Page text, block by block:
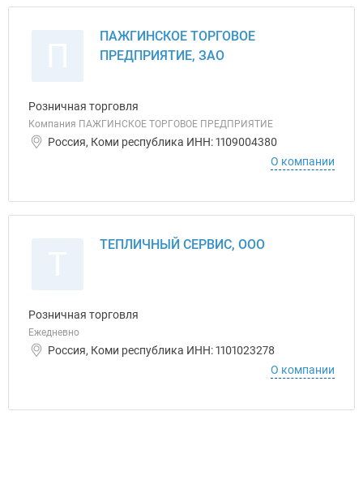
ПАЖГИНСКОЕ ТОРГОВОЕ
ПРЕДПРИЯТИЕ, ЗАО
Розничная торговля
Компания ПАЖГИНСКОЕ ТОРГОВОЕ ПРЕДПРИЯТИЕ
Россия, Коми республика ИНН: 1109004380
О компании
ТЕПЛИЧНЫЙ СЕРВИС, ООО
Розничная торговля
Ежедневно
Россия, Коми республика ИНН: 1101023278
О компании